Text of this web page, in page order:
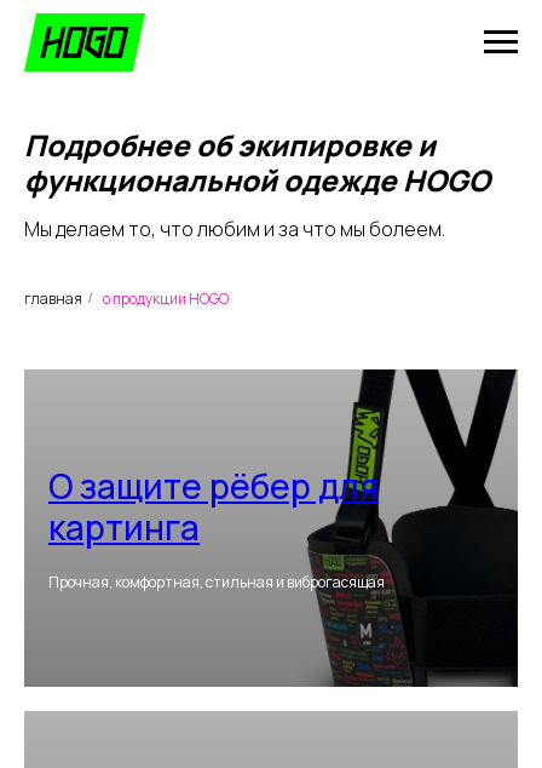
Подробнее об экипировке и
функциональной одежде HOGO
Мы делаем то, что любим и за что мы болеем.
главная / о продукции HOGO
О защите рёбер для
картинга
Прочная, комфортная, стильная и виброгасящая